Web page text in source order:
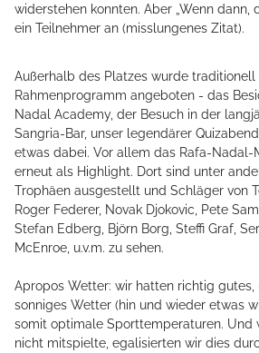
widerstehen konnten. Aber „Wenn dann,
ein Teilnehmer an (misslungenes Zitat).
Außerhalb des Platzes wurde traditionell
Rahmenprogramm angeboten - das
Nadal Academy, der Besuch in der
Sangria-Bar, unser legendärer
etwas dabei. Vor allem das Rafa-Nadal-
erneut als Highlight. Dort sind unter
Trophäen ausgestellt und Schläger von
Roger Federer, Novak Djokovic, Pete
Stefan Edberg, Björn Borg, Steffi Graf,
McEnroe, u.v.m. zu sehen.
Apropos Wetter: wir hatten richtig gutes,
sonniges Wetter (hin und wieder etwas
somit optimale Sporttemperaturen. Und
nicht mitspielte, egalisierten wir dies